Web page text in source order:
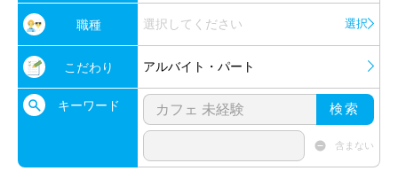
職種 選択してください 選択
こだわり アルバイト・パート
キーワード 検索
含まない